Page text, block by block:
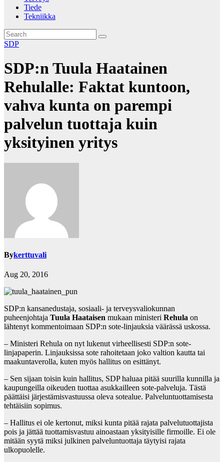
Tiede
Tekniikka
SDP
SDP:n Tuula Haatainen
Rehulalle: Faktat kuntoon,
vahva kunta on parempi
palvelun tuottaja kuin
yksityinen yritys
Bykerttuvali
Aug 20, 2016
SDP:n kansanedustaja, sosiaali- ja terveysvaliokunnan
puheenjohtaja Tuula Haataisen mukaan ministeri Rehula on
lähtenyt kommentoimaan SDP:n sote-linjauksia väärässä uskossa.
– Ministeri Rehula on nyt lukenut virheellisesti SDP:n sote-
linjapaperin. Linjauksissa sote rahoitetaan joko valtion kautta tai
maakuntaverolla, kuten myös hallitus on esittänyt.
– Sen sijaan toisin kuin hallitus, SDP haluaa pitää suurilla kunnilla ja
kaupungeilla oikeuden tuottaa asukkailleen sote-palveluja. Tästä
päättäisi järjestämisvastuussa oleva sotealue. Palveluntuottamisesta
tehtäisiin sopimus.
– Hallitus ei ole kertonut, miksi kunta pitää rajata palvelutuottajista
pois ja jättää tuottamisvastuu ainoastaan yksityisille firmoille. Ei ole
mitään syytä miksi julkinen palveluntuottaja täytyisi rajata
ulkopuolelle.